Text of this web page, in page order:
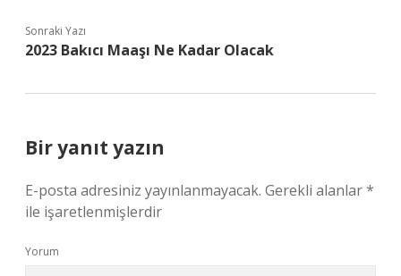
Sonraki Yazı
2023 Bakıcı Maaşı Ne Kadar Olacak
Bir yanıt yazın
E-posta adresiniz yayınlanmayacak. Gerekli alanlar*
ile işaretlenmişlerdir
Yorum